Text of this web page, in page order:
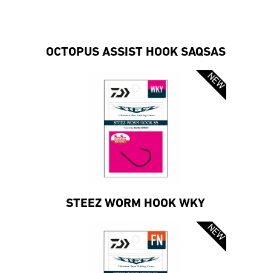
OCTOPUS ASSIST HOOK SAQSAS
STEEZ WORM HOOK WKY